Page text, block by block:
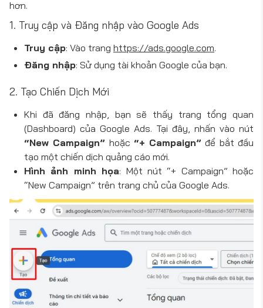
hơn.
1. Truy cập và Đăng nhập vào Google Ads
Truy cập: Vào trang https://ads.google.com.
Đăng nhập: Sử dụng tài khoản Google của bạn.
2. Tạo Chiến Dịch Mới
Khi đã đăng nhập, bạn sẽ thấy trang tổng quan
(Dashboard) của Google Ads. Tại đây, nhấn vào nút
“New Campaign” hoặc “+ Campaign” để bắt đầu
tạo một chiến dịch quảng cáo mới.
Hình ảnh minh họa: Một nút “+ Campaign” hoặc
“New Campaign” trên trang chủ của Google Ads.